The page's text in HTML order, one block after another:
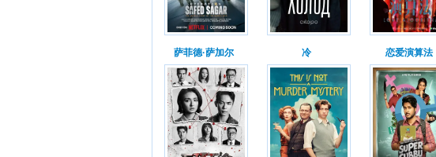
萨菲德·萨加尔 冷 恋爱演算法